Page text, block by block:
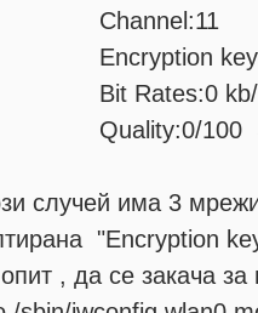
Rates:0 kb/
100 Signal
случей има 3
"Encryption
, да се закача за